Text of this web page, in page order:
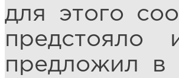
для этого
предстояло
предложил в